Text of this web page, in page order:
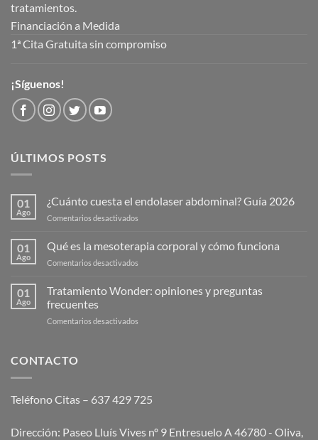
tratamientos.
Financiación a Medida
1ª Cita Gratuita sin compromiso
¡Síguenos!
ÚLTIMOS POSTS
01
Ago
¿Cuánto cuesta el endolaser abdominal? Guía 2026
Comentarios desactivados
cuesta
el
Guía
01
Ago
Qué es la mesoterapia corporal y cómo funciona
Comentarios desactivados
es
01
Ago
Tratamiento Wonder: opiniones y preguntas
frecuentes
Comentarios desactivados
CONTACTO
Teléfono Citas – 637 429 725
Dirección: Paseo Lluís Vives nº 9 Entresuelo A 46780 - Oliva,